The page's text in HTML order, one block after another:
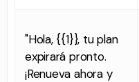
"Hola, {{1}}, tu plan
expirará pronto.
¡Renueva ahora y